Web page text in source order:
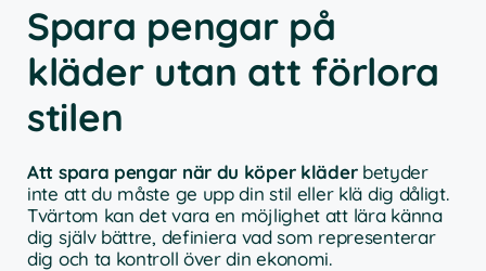
Spara pengar på
kläder utan att förlora
stilen
Att spara pengar när du köper kläder betyder
inte att du måste ge upp din stil eller klä dig dåligt.
Tvärtom kan det vara en möjlighet att lära känna
dig själv bättre, definiera vad som representerar
dig och ta kontroll över din ekonomi.